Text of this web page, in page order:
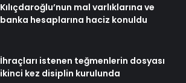
Kılıçdaroğlu’nun mal varlıklarına ve
banka hesaplarına haciz konuldu
İhraçları istenen teğmenlerin dosyası
ikinci kez disiplin kurulunda